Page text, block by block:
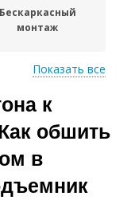
Бескаркасный
монтаж
для монтажа
Показать все
к
обшить
в